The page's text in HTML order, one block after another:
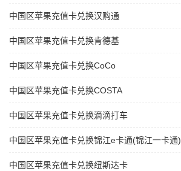
中国区苹果充值卡兑换汉购通
中国区苹果充值卡兑换肯德基
中国区苹果充值卡兑换CoCo
中国区苹果充值卡兑换COSTA
中国区苹果充值卡兑换滴滴打车
中国区苹果充值卡兑换锦江e卡通(锦江一卡通)
中国区苹果充值卡兑换纽斯达卡